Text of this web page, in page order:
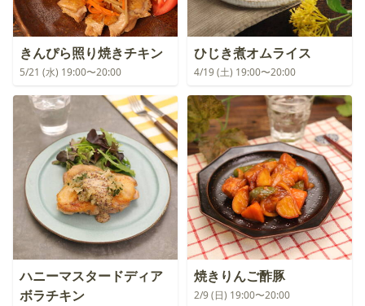
きんぴら照り焼きチキン
5/21 (水) 19:00〜20:00
ひじき煮オムライス
4/19 (土) 19:00〜20:00
ハニーマスタードディア
ボラチキン
焼きりんご酢豚
2/9 (日) 19:00〜20:00